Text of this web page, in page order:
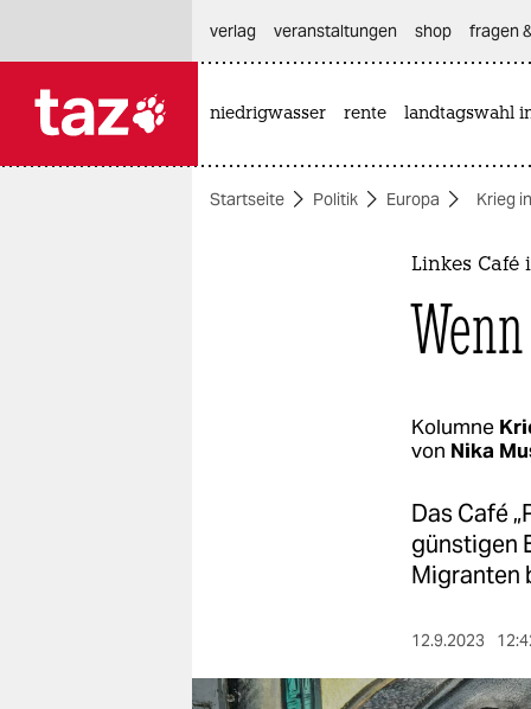
themen
verlag
verlag
veranstaltungen shop fragen
niedrigwasser rente landtagswahl
Startseite Politik Europa Krieg
Linkes Café
Kolumne
von Nika
Das Café
günstigen
Migranten
12.9.2023